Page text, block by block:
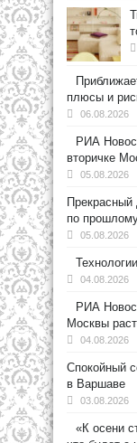
плюсы и
06.08.2026
РИА
вторичке
05.08.2026
Прекрасный
по
05.08.2026
04.08.2026
РИА
Москвы
04.08.2026
Спокойный
в Варшаве
03.08.2026
«К осени